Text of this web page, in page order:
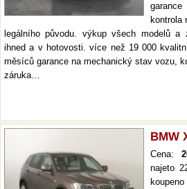
kontrola
legálního původu. výkup všech modelů a
ihned a v hotovosti. více než 19 000
měsíců garance na mechanický stav vozu,
záruka…
BMW
Cena:
najeto